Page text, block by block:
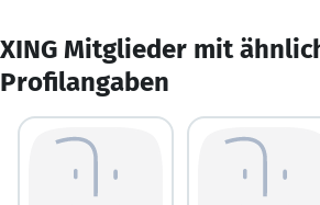
XING Mitglieder mit
Profilangaben